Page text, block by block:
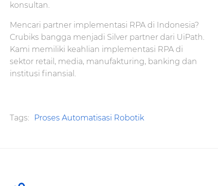
konsultan.
Mencari partner implementasi RPA di Indonesia?
Crubiks bangga menjadi Silver partner dari UiPath.
Kami memiliki keahlian implementasi RPA di
sektor retail, media, manufakturing, banking dan
institusi finansial.
Tags: Proses Automatisasi Robotik